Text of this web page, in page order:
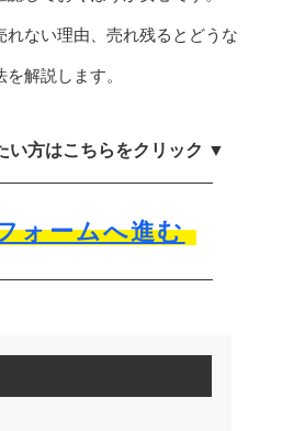
れない理由、売れ残るとどうな
解説します。
い方はこちらをクリック ▼
ォームへ進む